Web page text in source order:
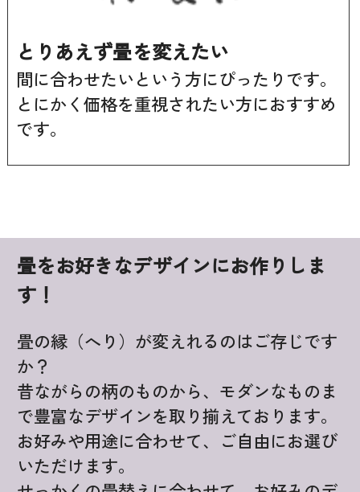
とりあえず畳を変えたい
間に合わせたいという方にぴったりです。
とにかく価格を重視されたい方におすすめ
です。
畳をお好きなデザインにお作りしま
す！
畳の縁（へり）が変えれるのはご存じです
か？
昔ながらの柄のものから、モダンなものま
で豊富なデザインを取り揃えております。
お好みや用途に合わせて、ご自由にお選び
いただけます。